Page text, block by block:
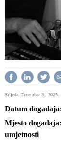
Srijeda, Decembar 3., 2025.
Datum događaja
Mjesto događaja
umjetnosti